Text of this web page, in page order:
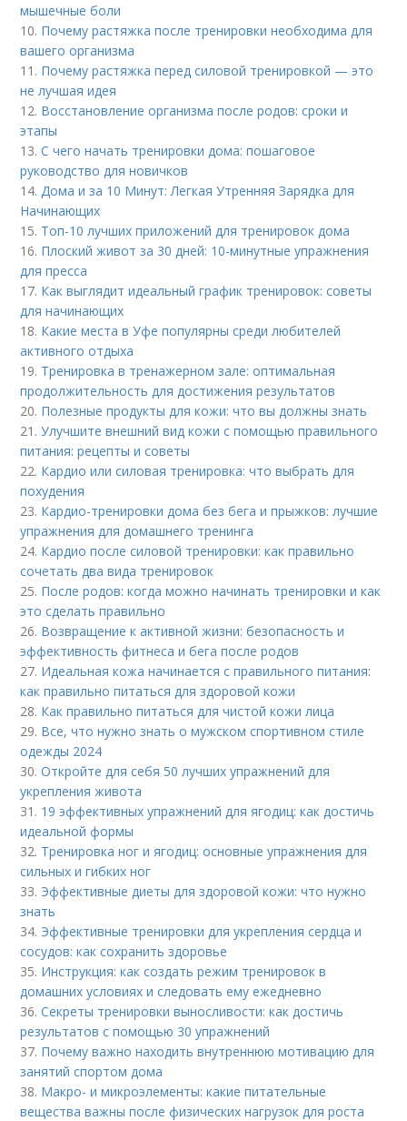
мышечные боли
10. Почему растяжка после тренировки необходима для
вашего организма
11. Почему растяжка перед силовой тренировкой — это
не лучшая идея
12. Восстановление организма после родов: сроки и
этапы
13.С чего начать тренировки дома: пошаговое
руководство для новичков
14.Дома и за 10 Минут: Легкая Утренняя Зарядка для
Начинающих
15. Топ-10 лучших приложений для тренировок дома
16. Плоский живот за 30 дней: 10-минутные упражнения
для пресса
17. Как выглядит идеальный график тренировок: советы
для начинающих
18. Какие места в Уфе популярны среди любителей
активного отдыха
19. Тренировка в тренажерном зале: оптимальная
продолжительность для достижения результатов
20. Полезные продукты для кожи: что вы должны знать
21.Улучшите внешний вид кожи с помощью правильного
питания: рецепты и советы
22. Кардио или силовая тренировка: что выбрать для
похудения
23. Кардио-тренировки дома без бега и прыжков: лучшие
упражнения для домашнего тренинга
24. Кардио после силовой тренировки: как правильно
сочетать два вида тренировок
25. После родов: когда можно начинать тренировки и как
это сделать правильно
26. Возвращение к активной жизни: безопасность и
эффективность фитнеса и бега после родов
27. Идеальная кожа начинается с правильного питания:
как правильно питаться для здоровой кожи
28. Как правильно питаться для чистой кожи лица
29. Все, что нужно знать о мужском спортивном стиле
одежды 2024
30.Откройте для себя 50 лучших упражнений для
укрепления живота
31. 19 эффективных упражнений для ягодиц: как достичь
идеальной формы
32. Тренировка ног и ягодиц: основные упражнения для
сильных и гибких ног
33. Эффективные диеты для здоровой кожи: что нужно
знать
34. Эффективные тренировки для укрепления сердца и
сосудов: как сохранить здоровье
35. Инструкция: как создать режим тренировок в
домашних условиях и следовать ему ежедневно
36.Секреты тренировки выносливости: как достичь
результатов с помощью 30 упражнений
37. Почему важно находить внутреннюю мотивацию для
занятий спортом дома
38. Макро- и микроэлементы: какие питательные
вещества важны после физических нагрузок для роста